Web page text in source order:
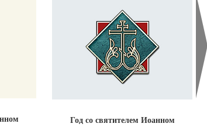
Год со святителем Иоанном